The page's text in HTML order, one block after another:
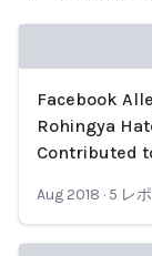
Loading...
Facebook
Rohingya
Contributed
Aug 2018 · 5 レ